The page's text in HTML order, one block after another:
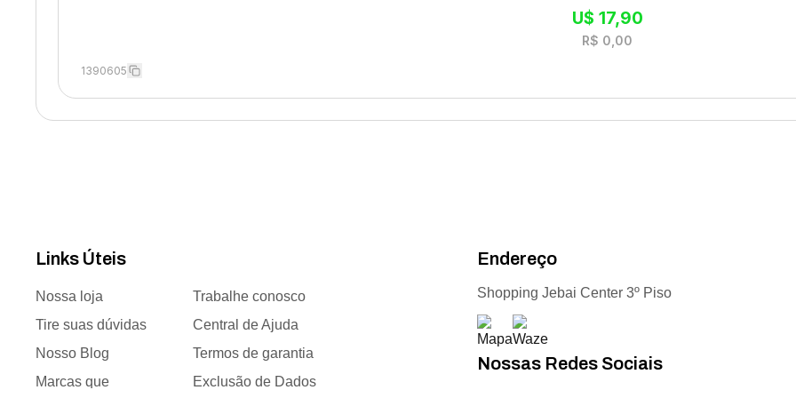
U$ 17,90
R$ 0,00
1390605
Links Úteis
Nossa loja
Trabalhe conosco
Tire suas dúvidas
Central de Ajuda
Nosso Blog
Termos de garantia
Marcas que
Exclusão de Dados
Endereço
Shopping Jebai Center 3º Piso
Nossas Redes Sociais